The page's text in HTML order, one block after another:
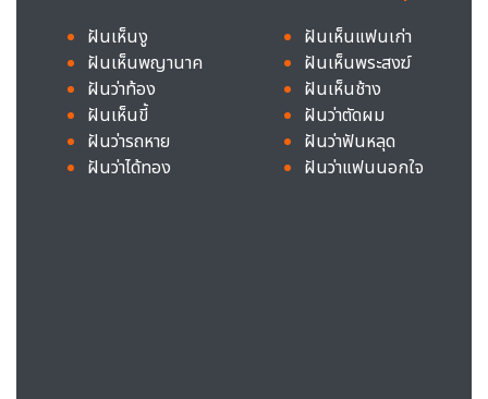
ฝันเห็นงู
ฝันเห็นพญานาค
ฝันว่าท้อง
ฝันเห็นขี้
ฝันว่ารถหาย
ฝันว่าได้ทอง
ฝันเห็นแฟนเก่า
ฝันเห็นพระสงฆ์
ฝันเห็นช้าง
ฝันว่าตัดผม
ฝันว่าฟันหลุด
ฝันว่าแฟนนอกใจ